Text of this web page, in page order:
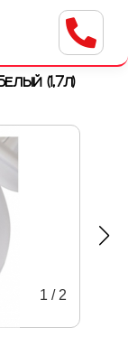
(1,7л)
1 / 2